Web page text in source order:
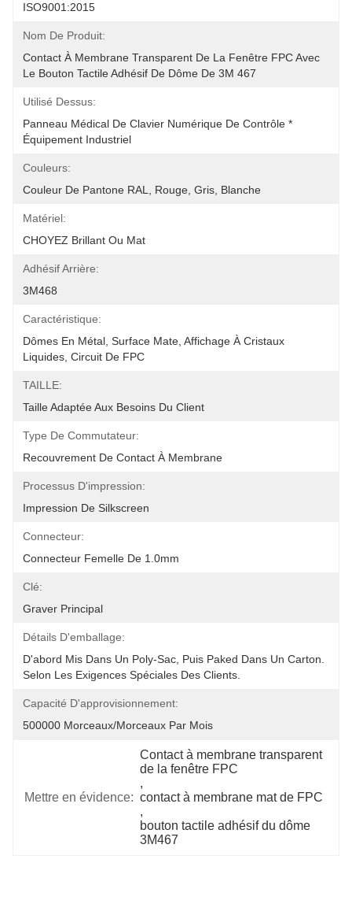
ISO9001:2015
Nom De Produit:
Contact À Membrane Transparent De La Fenêtre FPC Avec
Le Bouton Tactile Adhésif De Dôme De 3M 467
Utilisé Dessus:
Panneau Médical De Clavier Numérique De Contrôle *
Équipement Industriel
Couleurs:
Couleur De Pantone RAL, Rouge, Gris, Blanche
Matériel:
CHOYEZ Brillant Ou Mat
Adhésif Arrière:
3M468
Caractéristique:
Dômes En Métal, Surface Mate, Affichage À Cristaux
Liquides, Circuit De FPC
TAILLE:
Taille Adaptée Aux Besoins Du Client
Type De Commutateur:
Recouvrement De Contact À Membrane
Processus D'impression:
Impression De Silkscreen
Connecteur:
Connecteur Femelle De 1.0mm
Clé:
Graver Principal
Détails D'emballage:
D'abord Mis Dans Un Poly-Sac, Puis Paked Dans Un Carton.
Selon Les Exigences Spéciales Des Clients.
Capacité D'approvisionnement:
500000 Morceaux/morceaux Par Mois
Mettre en évidence:
Contact à membrane transparent
de la fenêtre FPC
,
contact à membrane mat de FPC
,
bouton tactile adhésif du dôme
3M467